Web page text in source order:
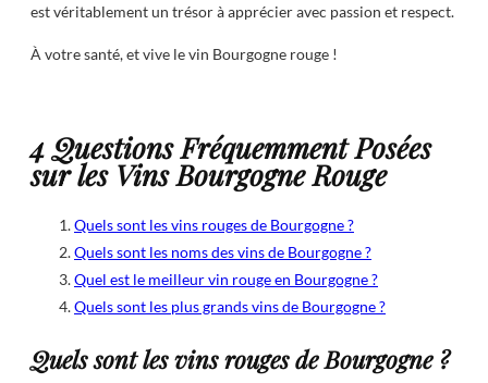
est véritablement un trésor à apprécier avec passion et respect.
À votre santé, et vive le vin Bourgogne rouge !
4 Questions Fréquemment Posées
sur les Vins Bourgogne Rouge
Quels sont les vins rouges de Bourgogne ?
Quels sont les noms des vins de Bourgogne ?
Quel est le meilleur vin rouge en Bourgogne ?
Quels sont les plus grands vins de Bourgogne ?
Quels sont les vins rouges de Bourgogne ?